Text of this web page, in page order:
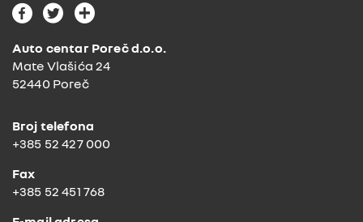
F
c
e
b
k
T
i
t
t
G
o
g
u
Auto centar Poreč d.o.o.
Mate Vlašića 24
52440 Poreč
Broj telefona
+385 52 427 000
Fax
+385 52 451 768